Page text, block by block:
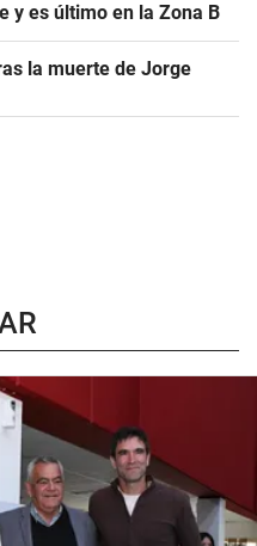
y es último en la Zona B
la muerte de Jorge